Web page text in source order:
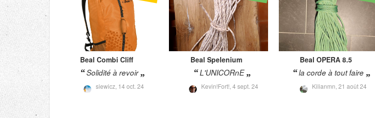
Beal Combi Cliff
Solidité à revoir
siewicz, 14 oct. 24
Beal Spelenium
L'UNICORnE
Kevin!Fort!, 4 sept. 24
Beal OPERA 8.5
la corde à tout faire
Kilianmn, 21 août 24